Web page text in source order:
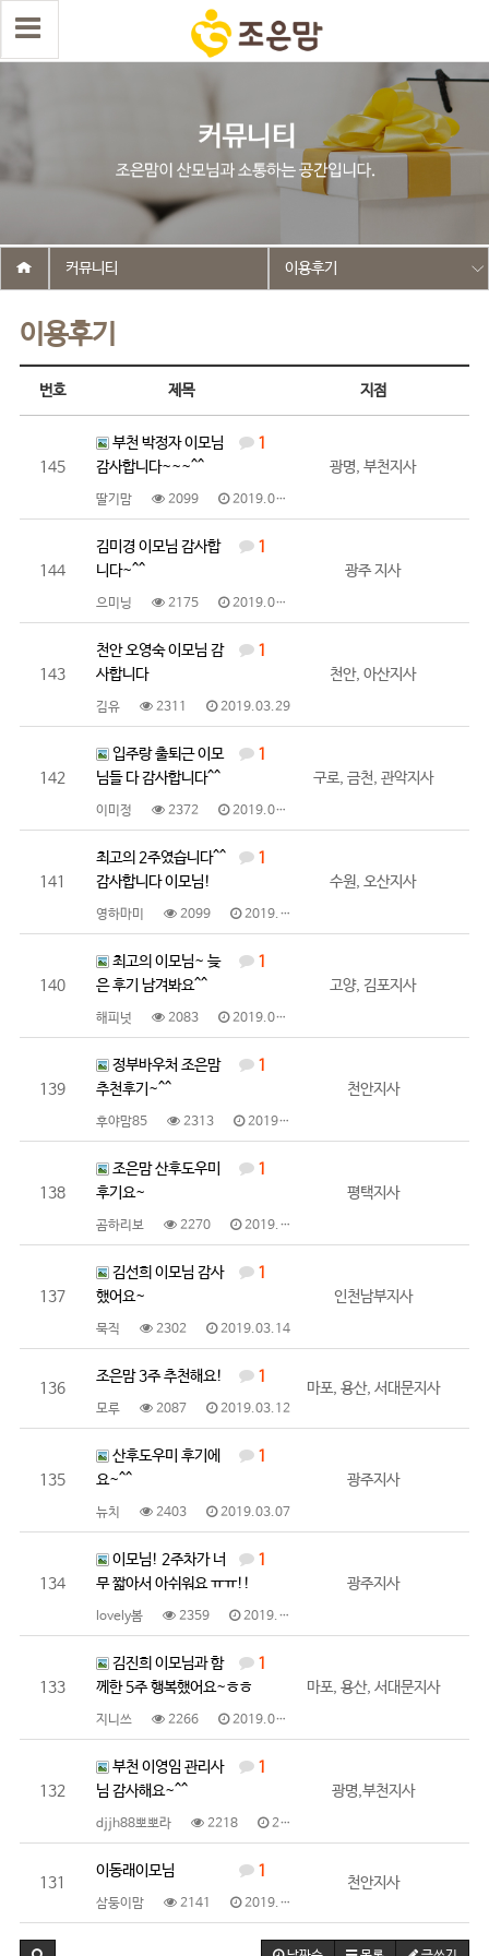
이용후기
커뮤니티 이용후기
번호 제목 지점
145
1
부천 박정자 이모님
감사합니다~~~^^
딸기맘 2099 2019.04.03
광명, 부천지사
144
1
김미경 이모님 감사합
니다~^^
으미닝 2175 2019.04.01
광주 지사
143
1
천안 오영숙 이모님 감
사합니다
김유 2311 2019.03.29
천안, 아산지사
142
1
입주랑 출퇴근 이모
님들 다 감사합니다^^
이미정 2372 2019.03.29
구로, 금천, 관악지사
141
1
최고의 2주였습니다^^
감사합니다 이모님!
영하마미 2099 2019.03.27
수원, 오산지사
140
1
최고의 이모님~ 늦
은 후기 남겨봐요^^
해피넛 2083 2019.03.26
고양, 김포지사
139
1
정부바우처 조은맘
추천후기~^^
후야맘85 2313 2019.03.15
천안지사
138
1
조은맘 산후도우미
후기요~
곰하리보 2270 2019.03.14
평택지사
137
1
김선희 이모님 감사
했어요~
묵직 2302 2019.03.14
인천남부지사
136
1
조은맘 3주 추천해요!
모루 2087 2019.03.12
마포, 용산, 서대문지사
135
1
산후도우미 후기에
요~^^
뉴치 2403 2019.03.07
광주지사
134
1
이모님! 2주차가 너
무 짧아서 아쉬워요 ㅠㅠ!!
lovely봄 2359 2019.03.07
광주지사
133
1
김진희 이모님과 함
께한 5주 행복했어요~ㅎㅎ
지니쓰 2266 2019.03.06
마포, 용산, 서대문지사
132
1
부천 이영임 관리사
님 감사해요~^^
djjh88뽀뽀라 2218 2019.03.05
광명,부천지사
131
1
이동래이모님
삼둥이맘 2141 2019.02.28
천안지사